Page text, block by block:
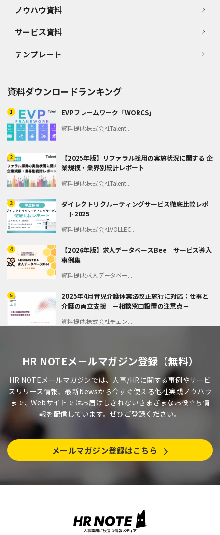
ノウハウ資料
サービス資料
テンプレート
資料ダウンロードランキング
1 EVPフレームワーク「WORCS」
資料提供:株式会社Talent...
2
【2025年版】リファラル採用の実施状況に関する 企
業規模・業界別統計レポート
資料提供:株式会社Talent...
3
ダイレクトリクルーティングサービス徹底比較レポ
ート2025
資料提供:株式会社VOLLEC...
4
【2026年版】求人データベースBee｜サービス導入
事例集
資料提供:求人データベー...
5
2025年4月育児介護休業法改正施行に対応：仕事と
介護の両立支援 －相談窓口設置の注意点－
資料提供:株式会社チェン...
HR NOTEメールマガジン登録（無料）
HR NOTEメールマガジンでは、人事/HRに関する事例やサービ
スリリース情報、最新Newsから今すぐ使える他社実践ノウハウ
まで、Webサイトではお届けしきれないさまざまなお役立ち情
報を配信しています。ぜひご登録ください。
メールマガジン登録はこちら